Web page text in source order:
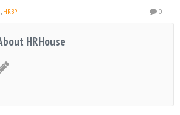
, HRBP 0
HRHouse